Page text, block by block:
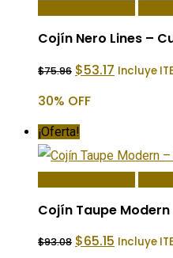
Cojín Nero Lines –
$75.96 El
precio
era:
$53.17 El
precio
Incluye
30% OFF
¡Oferta!
Cojín Taupe
$93.08 El
precio
$65.15 El
precio
Incluye